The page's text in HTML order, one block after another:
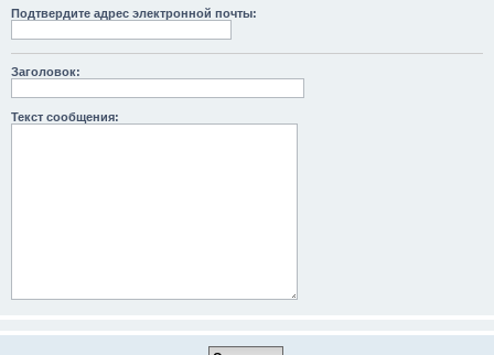
Подтвердите адрес электронной почты:
Заголовок:
Текст сообщения: